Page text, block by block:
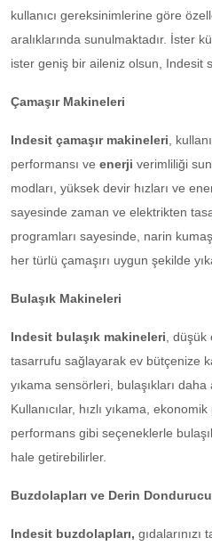
kullanıcı gereksinimlerine göre
aralıklarında sunulmaktadır. İster
ister geniş bir aileniz olsun, Indesit
Çamaşır Makineleri
Indesit çamaşır makineleri,
performansı ve enerji verimliliği
modları, yüksek devir hızları ve
sayesinde zaman ve elektrikten
programları sayesinde, narin
her türlü çamaşırı uygun şekilde
Bulaşık Makineleri
Indesit bulaşık makineleri, düşük
tasarrufu sağlayarak ev bütçenize
yıkama sensörleri, bulaşıkları
Kullanıcılar, hızlı yıkama,
performans gibi seçeneklerle
hale getirebilirler.
Buzdolapları ve Derin
Indesit buzdolapları, gıdalarınızı